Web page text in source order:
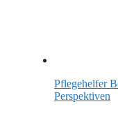
Pflegehelfer
Perspektiven